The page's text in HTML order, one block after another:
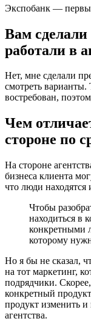
Экспобанк —
Вам
работали в
Нет, мне сделали
смотреть
востребован,
Чем
стороне по
На стороне
бизнеса клиента
что люди находятся
Чтобы
находиться в
конкретными
которому
Но я бы не сказал,
на тот маркетинг,
подрядчики.
конкретный
продукт изменить и
агентства.